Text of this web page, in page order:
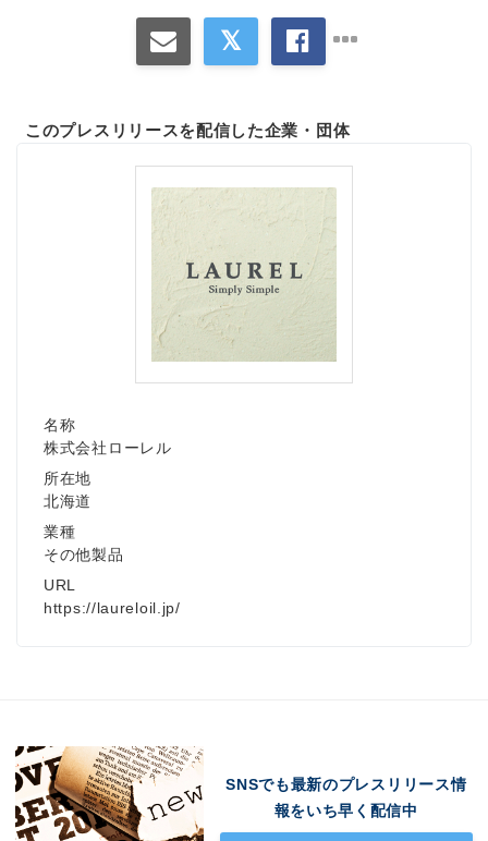
このプレスリリースを配信した企業・団体
名称
株式会社ローレル
所在地
北海道
業種
その他製品
URL
https://laureloil.jp/
SNSでも最新のプレスリリース情
報をいち早く配信中